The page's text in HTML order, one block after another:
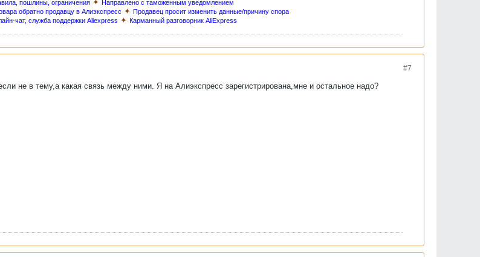
пошлины, ограничения ✦ Направлено с таможенным уведомлением
обратно продавцу в Алиэкспресс ✦ Продавец просит изменить данные/причину спора
чат, служба поддержки Aliexpress ✦ Карманный разговорник AliExpress
#7
не в тему,а какая связь между ними. Я на Алиэкспресс зарегистрирована,мне и остальное надо?